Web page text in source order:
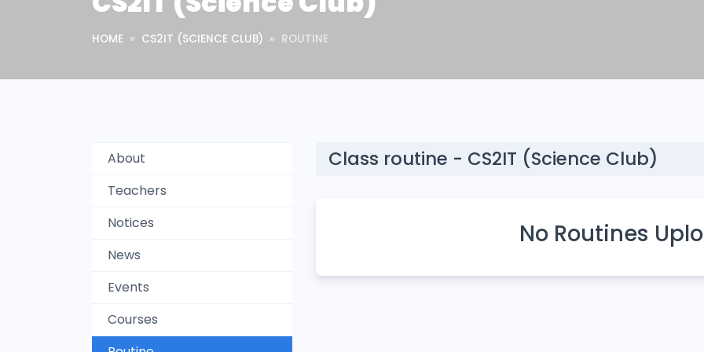
HOME CS2IT (SCIENCE CLUB) ROUTINE
About
Teachers
Notices
News
Events
Courses
Class routine - CS2IT (Science Club)
No Routines